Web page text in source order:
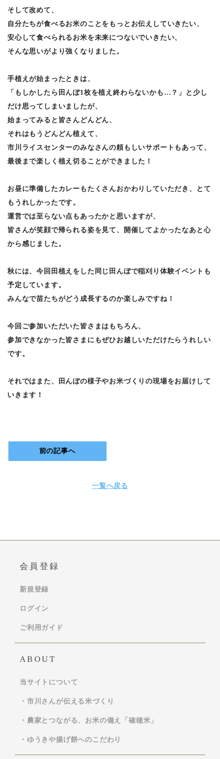
そして改めて、
自分たちが食べるお米のことをもっとお伝えしていきたい、
安心して食べられるお米を未来につないでいきたい、
そんな思いがより強くなりました。
手植えが始まったときは、
「もしかしたら田んぼ1枚を植え終わらないかも…？」と少し
だけ思ってしまいましたが、
始まってみると皆さんどんどん、
それはもうどんどん植えて、
市川ライスセンターのみなさんの頼もしいサポートもあって、
最後まで楽しく植え切ることができました！
お昼に準備したカレーもたくさんおかわりしていただき、とて
もうれしかったです。
運営では至らない点もあったかと思いますが、
皆さんが笑顔で帰られる姿を見て、開催してよかったなあと心
から感じました。
秋には、今回田植えをした同じ田んぼで稲刈り体験イベントも
予定しています。
みんなで苗たちがどう成長するのか楽しみですね！
今回ご参加いただいた皆さまはもちろん、
参加できなかった皆さまにもぜひお越しいただけたらうれしい
です。
それではまた、田んぼの様子やお米づくりの現場をお届けして
いきます！
前の記事へ
一覧へ戻る
会員登録
新規登録
ログイン
ご利用ガイド
ABOUT
当サイトについて
・市川さんが伝える米づくり
・農家とつながる、お米の備え「確穂米」
・ゆうきや揚げ餅へのこだわり